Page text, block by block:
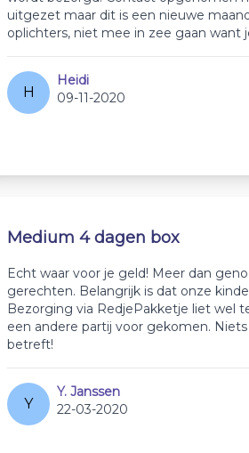
uitgezet maar dit is een nieuwe
oplichters, niet mee in zee gaan want
H
Heidi
09-11-2020
Medium 4 dagen box
Echt waar voor je geld! Meer dan
gerechten. Belangrijk is dat onze
Bezorging via RedjePakketje liet wel
een andere partij voor gekomen.
betreft!
Y
Y. Janssen
22-03-2020